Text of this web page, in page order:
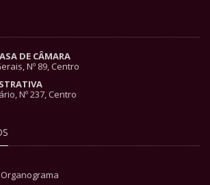
DE CÂMARA
Nº 89, Centro
Nº 237, Centro